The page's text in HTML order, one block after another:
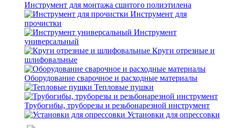
Инструмент для монтажа сшитого полиэтилена
Инструмент для
прочистки
Инструмент
универсальный
Круги отрезные и
шлифовальные
Оборудование сварочное и расходные материалы
Тепловые пушки
Трубогибы, труборезы и резьбонарезной инструмент
Установки для опрессовки